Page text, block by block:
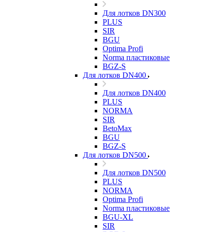
Для лотков DN300
PLUS
SIR
BGU
Optima Profi
Norma пластиковые
BGZ-S
Для лотков DN400
Для лотков DN400
PLUS
NORMA
SIR
BetoMax
BGU
BGZ-S
Для лотков DN500
Для лотков DN500
PLUS
NORMA
Optima Profi
Norma пластиковые
BGU-XL
SIR